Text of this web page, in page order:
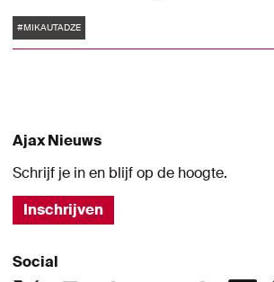
eerste interview. Wij waren erbij.
Tags
#MIKAUTADZE
Ajax Nieuws
Schrijf je in en blijf op de hoogte.
Inschrijven
Social